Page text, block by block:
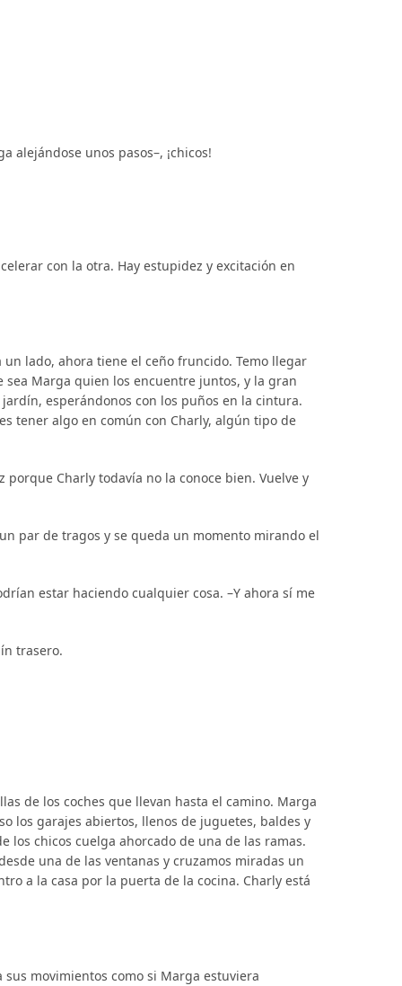
alejándose unos pasos–, ¡chicos!
con la otra. Hay estupidez y excitación en
lado, ahora tiene el ceño fruncido. Temo llegar
Marga quien los encuentre juntos, y la gran
esperándonos con los puños en la cintura.
tener algo en común con Charly, algún tipo de
porque Charly todavía no la conoce bien. Vuelve y
par de tragos y se queda un momento mirando el
estar haciendo cualquier cosa. –Y ahora sí me
trasero.
de los coches que llevan hasta el camino. Marga
los garajes abiertos, llenos de juguetes, baldes y
los chicos cuelga ahorcado de una de las ramas.
una de las ventanas y cruzamos miradas un
a la casa por la puerta de la cocina. Charly está
movimientos como si Marga estuviera